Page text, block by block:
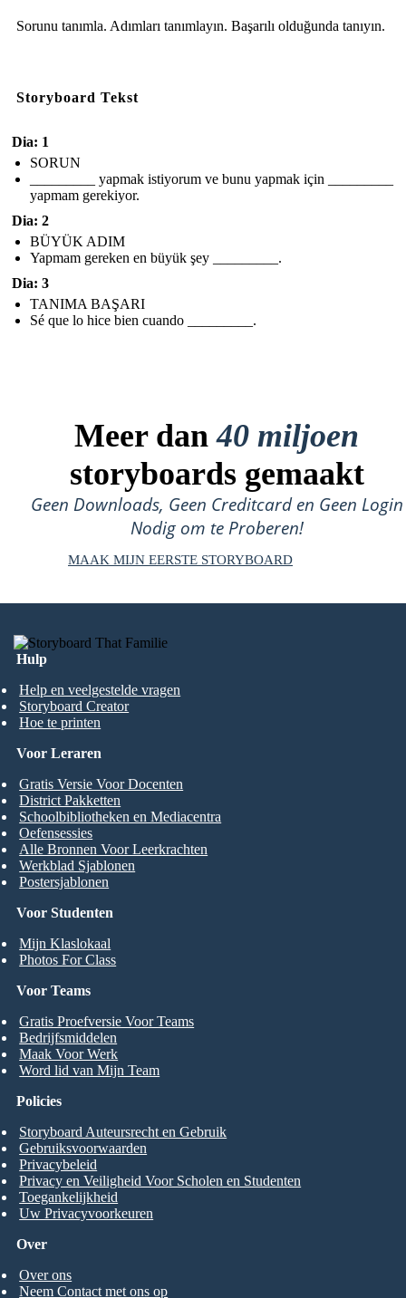
Sorunu tanımla. Adımları tanımlayın. Başarılı olduğunda tanıyın.
Storyboard Tekst
Dia: 1
SORUN
_________ yapmak istiyorum ve bunu yapmak için _________
yapmam gerekiyor.
Dia: 2
BÜYÜK ADIM
Yapmam gereken en büyük şey _________.
Dia: 3
TANIMA BAŞARI
Sé que lo hice bien cuando _________.
Meer dan40 miljoen
storyboards gemaakt
Geen Downloads, Geen Creditcard en Geen Login
Nodig om te Proberen!
MAAK MIJN EERSTE STORYBOARD
Hulp
Help en veelgestelde vragen
Storyboard Creator
Hoe te printen
Voor Studenten
Mijn Klaslokaal
Photos For Class
Voor Leraren
Gratis Versie Voor Docenten
District Pakketten
Schoolbibliotheken en Mediacentra
Oefensessies
Alle Bronnen Voor Leerkrachten
Werkblad Sjablonen
Postersjablonen
Voor Teams
Gratis Proefversie Voor Teams
Bedrijfsmiddelen
Maak Voor Werk
Word lid van Mijn Team
Over
Over ons
Neem Contact met ons op
Policies
Storyboard Auteursrecht en Gebruik
Gebruiksvoorwaarden
Privacybeleid
Privacy en Veiligheid Voor Scholen en Studenten
Toegankelijkheid
Uw Privacyvoorkeuren